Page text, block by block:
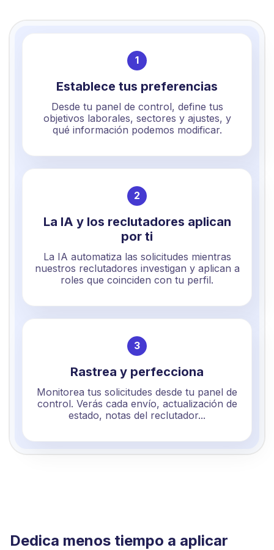
1
Establece tus preferencias
Desde tu panel de control, define tus
objetivos laborales, sectores y ajustes, y
qué información podemos modificar.
2
La IA y los reclutadores aplican
por ti
La IA automatiza las solicitudes mientras
nuestros reclutadores investigan y aplican a
roles que coinciden con tu perfil.
3
Rastrea y perfecciona
Monitorea tus solicitudes desde tu panel de
control. Verás cada envío, actualización de
estado, notas del reclutador...
Dedica menos tiempo a aplicar